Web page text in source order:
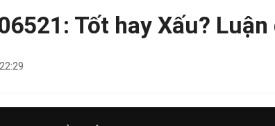
Tốt hay Xấu?